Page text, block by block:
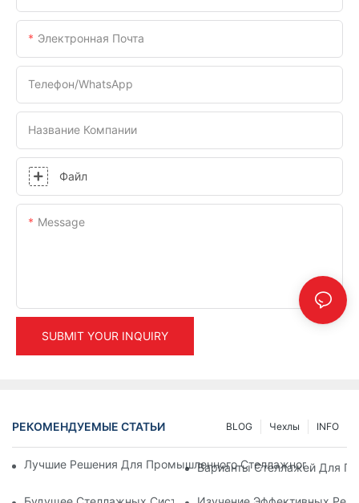
Электронная Почта
Телефон/WhatsApp
Название Компании
Файл
Message
SUBMIT YOUR INQUIRY
РЕКОМЕНДУЕМЫЕ СТАТЬИ INFO
Чехлы
BLOG
Лучшие Решения Для Промышленного Стеллажного
Варианты Стеллажей Для